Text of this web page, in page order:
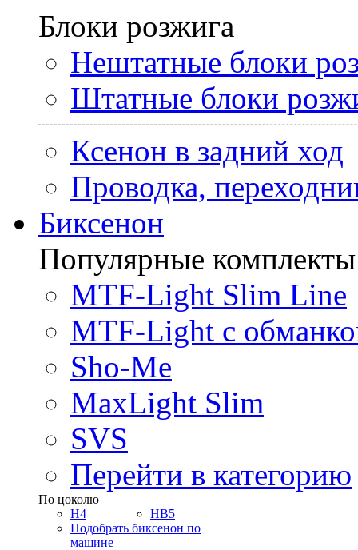
Блоки розжига
Нештатные блоки
Штатные блоки
Ксенон в задний ход
Проводка,
Биксенон
Популярные комплекты
MTF-Light Slim Line
MTF-Light с
Sho-Me
MaxLight Slim
SVS
Перейти в категорию
По цоколю
H4
HB5
Подобрать биксенон по
машине